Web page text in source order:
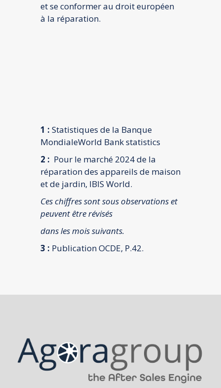
et se conformer au droit européen
à la réparation.
1 : Statistiques de la Banque
MondialeWorld Bank statistics
2 : Pour le marché 2024 de la
réparation des appareils de maison
et de jardin, IBIS World.
Ces chiffres sont sous observations et
peuvent être révisés
dans les mois suivants.
3 : Publication OCDE, P.42.